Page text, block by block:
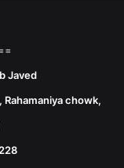
Javed
chowk,